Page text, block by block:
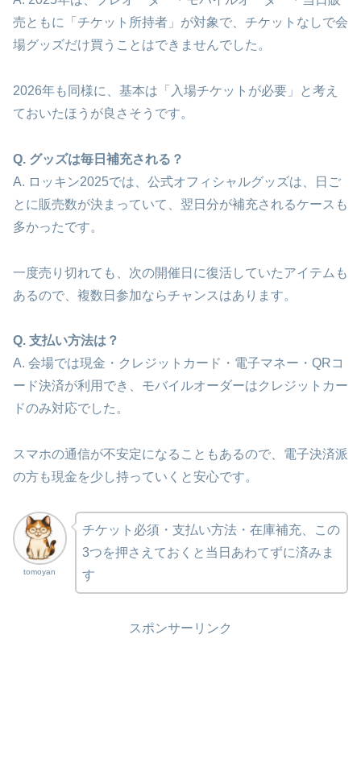
売ともに「チケット所持者」が対象で、チケットなしで会
場グッズだけ買うことはできませんでした。
2026年も同様に、基本は「入場チケットが必要」と考え
ておいたほうが良さそうです。
Q. グッズは毎日補充される？
A. ロッキン2025では、公式オフィシャルグッズは、日ご
とに販売数が決まっていて、翌日分が補充されるケースも
多かったです。
一度売り切れても、次の開催日に復活していたアイテムも
あるので、複数日参加ならチャンスはあります。
Q. 支払い方法は？
A. 会場では現金・クレジットカード・電子マネー・QRコ
ード決済が利用でき、モバイルオーダーはクレジットカー
ドのみ対応でした。
スマホの通信が不安定になることもあるので、電子決済派
の方も現金を少し持っていくと安心です。
tomoyan
チケット必須・支払い方法・在庫補充、この
3つを押さえておくと当日あわてずに済みま
す
スポンサーリンク